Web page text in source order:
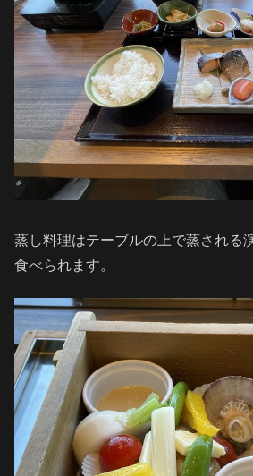
蒸し料理はテーブルの上で蒸される
食べられます。